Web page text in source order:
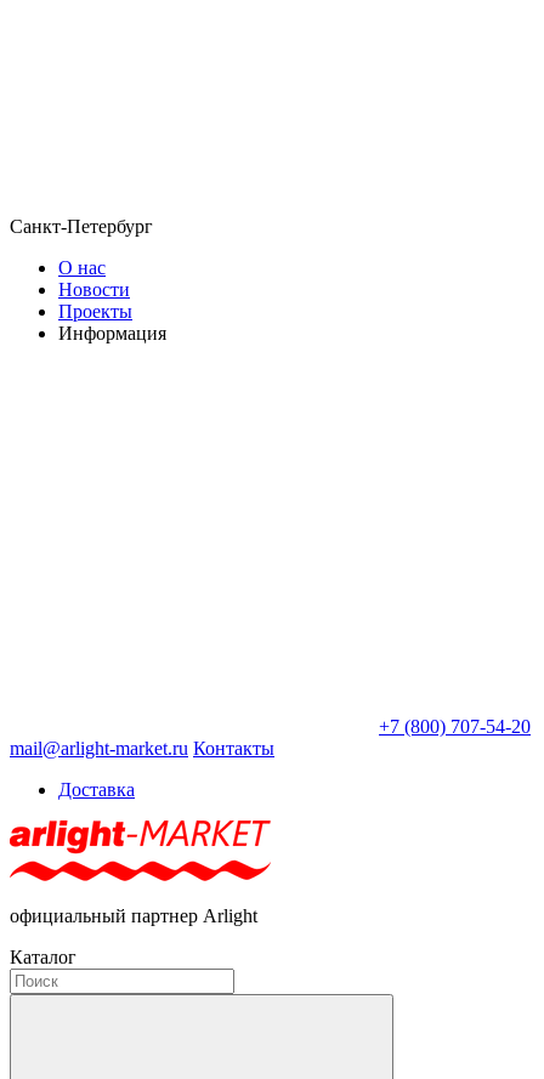
Санкт-Петербург
О нас
Новости
Проекты
Информация
+7 (800) 707-54-20
mail@arlight-market.ru Контакты
Доставка
официальный партнер Arlight
Каталог